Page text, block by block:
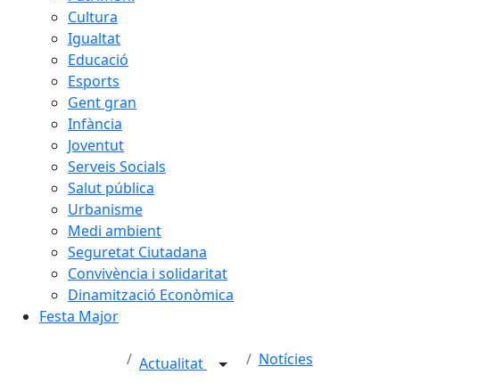
Cultura
Igualtat
Educació
Esports
Gent gran
Infància
Joventut
Serveis Socials
Salut pública
Urbanisme
Medi ambient
Seguretat Ciutadana
Convivència i solidaritat
Dinamització Econòmica
Festa Major
Actualitat Notícies